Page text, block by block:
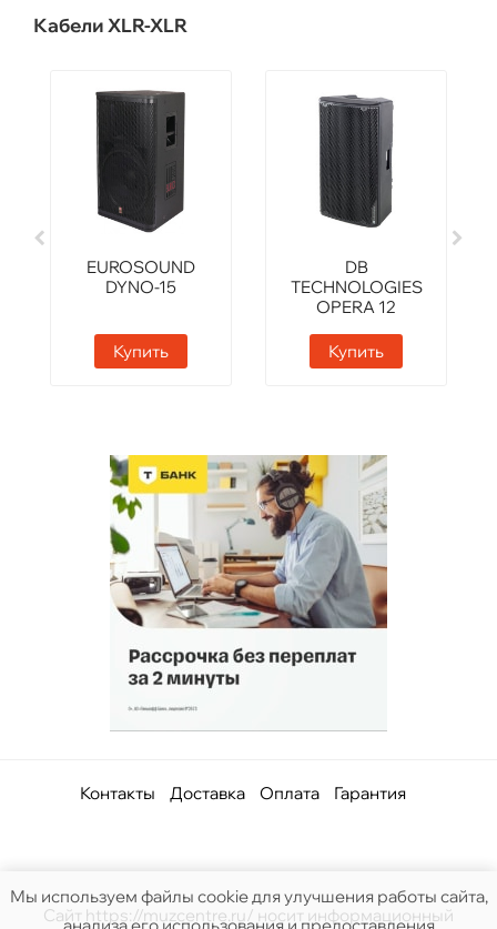
Кабели XLR-XLR
EUROSOUND
DYNO-15
Купить
DB
TECHNOLOGIES
OPERA 12
Купить
Контакты Доставка Оплата Гарантия
Сайт https://muzcentre.ru/ носит информационный
Мы используем файлы cookie для улучшения работы сайта,